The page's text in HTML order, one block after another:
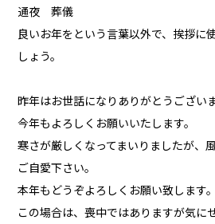
通夜 葬儀
良いお年をという言葉以外で、挨拶に
しょう。
昨年はお世話になりありがとうござい
今年もよろしくお願いいたします。
寒さが厳しくなってまいりましたが、
ご自愛下さい。
本年もどうぞよろしくお願い致します。
この場合は、喪中ではありますが気に